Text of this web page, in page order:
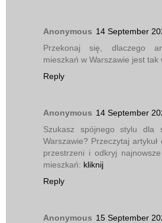
Anonymous 14 September
Przekonaj się, dlaczego
mieszkań w Warszawie jest tak
Reply
Anonymous 14 September
Szukasz spójnego stylu dla
Warszawie? Przeczytaj
przestrzeni i odkryj
mieszkań: kliknij
Reply
Anonymous 15 September